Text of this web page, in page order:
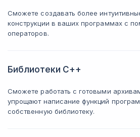
Сможете создавать более
конструкции в ваших программах с
операторов.
Библиотеки C++
Сможете работать с готовыми
упрощают написание функций
собственную библиотеку.